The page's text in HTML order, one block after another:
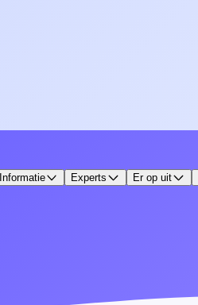
Informatie Experts Er op uit